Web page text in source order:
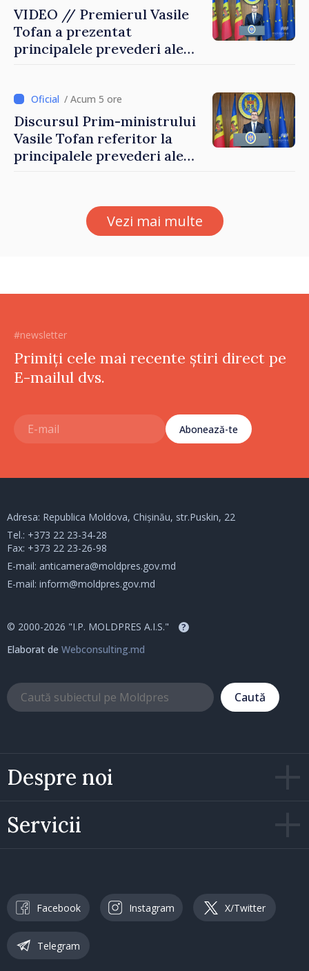
VIDEO // Premierul Vasile
Tofan a prezentat
principalele prevederi ale
/ Acum 5 ore
Discursul Prim-ministrului
Vasile Tofan referitor la
principalele prevederi ale
Vezi mai multe
#newsletter
Primiți cele mai recente știri direct pe
E-mailul dvs.
Abonează-te
Despre noi
Servicii
Adresa: Republica Moldova, Chișinău, str.Puskin, 22
Tel.: +373 22 23-34-28
Fax: +373 22 23-26-98
E-mail: anticamera@moldpres.gov.md
E-mail: inform@moldpres.gov.md
© 2000-2026 "I.P. MOLDPRES A.I.S." ?
Elaborat de Webconsulting.md
Caută
Facebook Instagram X/Twitter
Telegram